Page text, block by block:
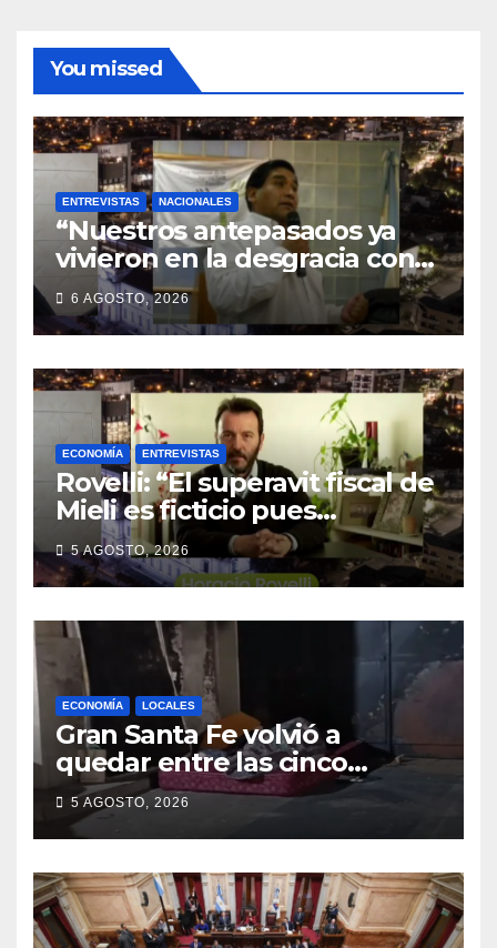
You missed
ENTREVISTAS NACIONALES
“Nuestros antepasados ya
vivieron en la desgracia con
la Forestal algo que quizás se
repita”
6 AGOSTO, 2026
ECONOMÍA ENTREVISTAS
Rovelli: “El superavit fiscal de
Mieli es ficticio pues
debemos 480 mil millones de
dólares”
5 AGOSTO, 2026
ECONOMÍA LOCALES
Gran Santa Fe volvió a
quedar entre las cinco
regiones con más pobreza
del país
5 AGOSTO, 2026